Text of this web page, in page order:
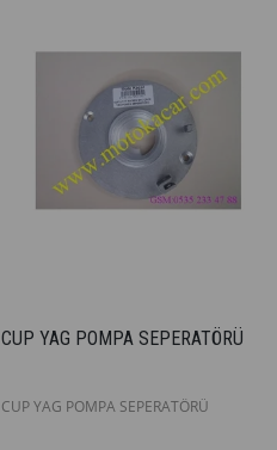
CUP YAG POMPA SEPERATÖRÜ
CUP YAG POMPA SEPERATÖRÜ